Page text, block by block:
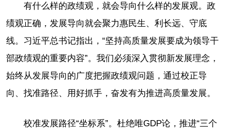
有什么样的政绩观，就会导向什么样的发展观。政
绩观正确，发展导向就会聚力惠民生、利长远、守底
线。习近平总书记指出，“坚持高质量发展要成为领导干
部政绩观的重要内容”。我们必须深入贯彻新发展理念，
始终从发展导向的广度把握政绩观问题，通过校正导
向、找准路径、用好抓手，奋发有为推进高质量发展。
校准发展路径“坐标系”。杜绝唯GDP论，推进“三个